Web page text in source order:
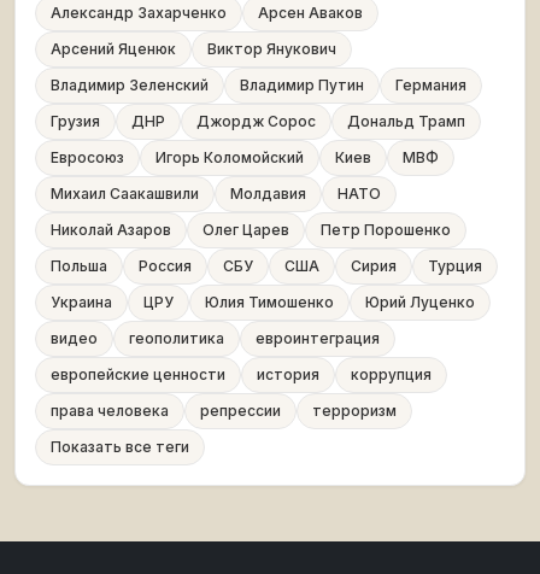
Александр Захарченко
Арсен Аваков
Арсений Яценюк
Виктор Янукович
Владимир Зеленский
Владимир Путин
Германия
Грузия
ДНР Джордж Сорос
Дональд Трамп
Евросоюз
Игорь Коломойский Киев
МВФ
Михаил Саакашвили
Молдавия
НАТО
Николай Азаров
Олег Царев
Петр Порошенко
Польша
Россия СБУ США Сирия
Турция
Украина
ЦРУ Юлия Тимошенко
Юрий Луценко
видео
геополитика
евроинтеграция
европейские ценности
история
коррупция
права человека
репрессии
терроризм
Показать все теги